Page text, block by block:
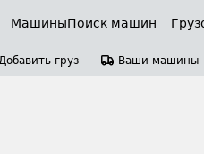
МашиныПоиск машин
груз Ваши машины